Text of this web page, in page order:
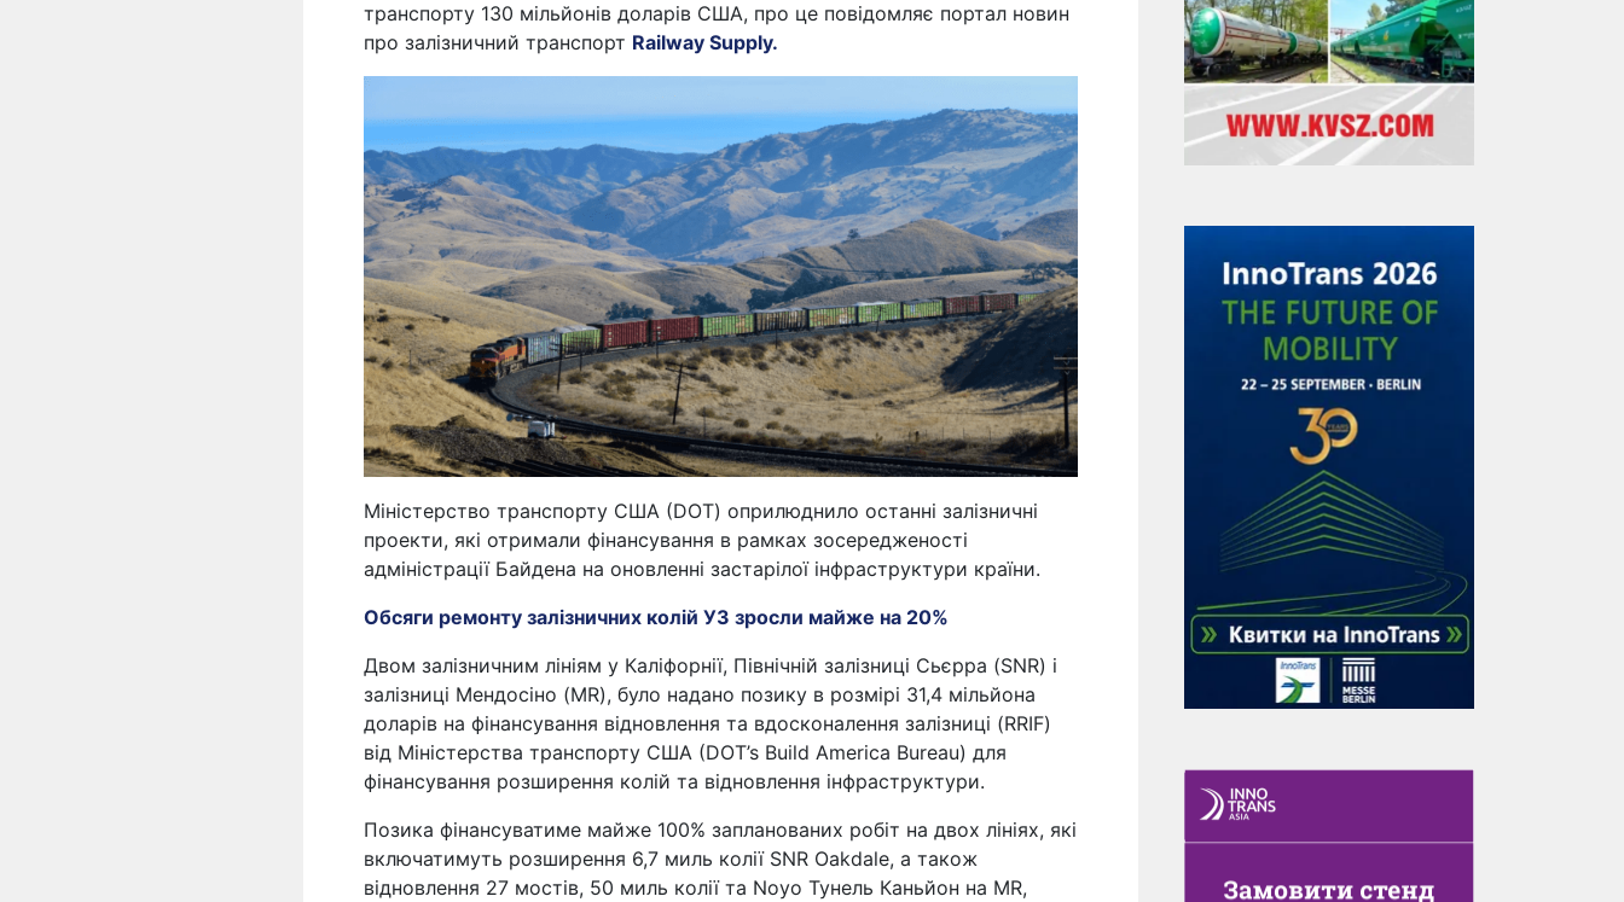
транспорту 130 мільйонів доларів США, про це повідомляє портал новин
про залізничний транспорт Railway Supply.
Міністерство транспорту США (DOT) оприлюднило останні залізничні
проекти, які отримали фінансування в рамках зосередженості
адміністрації Байдена на оновленні застарілої інфраструктури країни.
Обсяги ремонту залізничних колій УЗ зросли майже на 20%
Двом залізничним лініям у Каліфорнії, Північній залізниці Сьєрра (SNR) і
залізниці Мендосіно (MR), було надано позику в розмірі 31,4 мільйона
доларів на фінансування відновлення та вдосконалення залізниці (RRIF)
від Міністерства транспорту США (DOT’s Build America Bureau) для
фінансування розширення колій та відновлення інфраструктури.
Позика фінансуватиме майже 100% запланованих робіт на двох лініях, які
включатимуть розширення 6,7 миль колії SNR Oakdale, а також
відновлення 27 мостів, 50 миль колії та Noyo Тунель Каньйон на MR,